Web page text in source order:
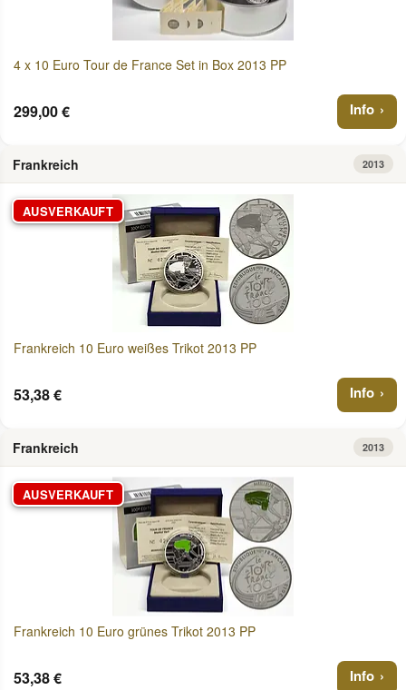
4 x 10 Euro Tour de France Set in Box 2013 PP
299,00 € Info
Frankreich 2013
AUSVERKAUFT
Frankreich 10 Euro weißes Trikot 2013 PP
53,38 € Info
Frankreich 2013
AUSVERKAUFT
Frankreich 10 Euro grünes Trikot 2013 PP
53,38 € Info